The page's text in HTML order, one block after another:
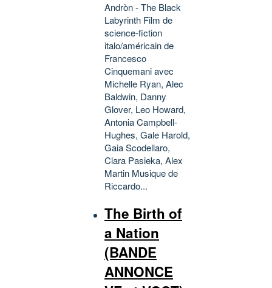
Andròn - The Black
Labyrinth Film de
science-fiction
italo/américain de
Francesco
Cinquemani avec
Michelle Ryan, Alec
Baldwin, Danny
Glover, Leo Howard,
Antonia Campbell-
Hughes, Gale Harold,
Gaia Scodellaro,
Clara Pasieka, Alex
Martin Musique de
Riccardo...
The Birth of
a Nation
(BANDE
ANNONCE